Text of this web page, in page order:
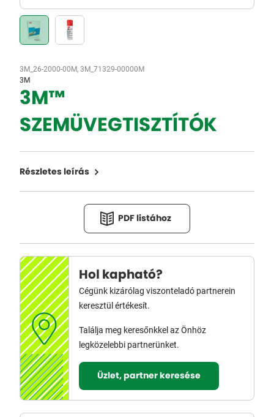
3M_26-2000-00M, 3M_71329-00000M
3M
3M™
SZEMÜVEGTISZTÍTÓK
Részletes leírás
PDF listához
Hol kapható?
Cégünk kizárólag viszonteladó partnerein
keresztül értékesít.
Találja meg keresőnkkel az Önhöz
legközelebbi partnerünket.
Üzlet, partner keresése